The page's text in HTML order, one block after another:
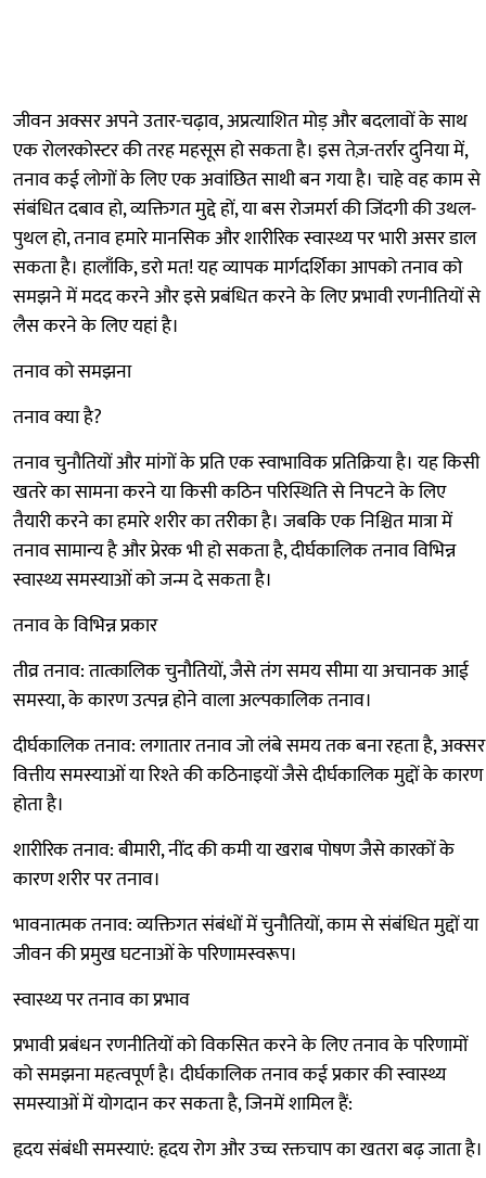
जीवन अक्सर अपने उतार-चढ़ाव, अप्रत्याशित मोड़ और बदलावों के साथ
एक रोलरकोस्टर की तरह महसूस हो सकता है। इस तेज़-तर्रार दुनिया में,
तनाव कई लोगों के लिए एक अवांछित साथी बन गया है। चाहे वह काम से
संबंधित दबाव हो, व्यक्तिगत मुद्दे हों, या बस रोजमर्रा की जिंदगी की उथल-
पुथल हो, तनाव हमारे मानसिक और शारीरिक स्वास्थ्य पर भारी असर डाल
सकता है। हालाँकि, डरो मत! यह व्यापक मार्गदर्शिका आपको तनाव को
समझने में मदद करने और इसे प्रबंधित करने के लिए प्रभावी रणनीतियों से
लैस करने के लिए यहां है।
तनाव को समझना
तनाव क्या है?
तनाव चुनौतियों और मांगों के प्रति एक स्वाभाविक प्रतिक्रिया है। यह किसी
खतरे का सामना करने या किसी कठिन परिस्थिति से निपटने के लिए
तैयारी करने का हमारे शरीर का तरीका है। जबकि एक निश्चित मात्रा में
तनाव सामान्य है और प्रेरक भी हो सकता है, दीर्घकालिक तनाव विभिन्न
स्वास्थ्य समस्याओं को जन्म दे सकता है।
तनाव के विभिन्न प्रकार
तीव्र तनाव: तात्कालिक चुनौतियों, जैसे तंग समय सीमा या अचानक आई
समस्या, के कारण उत्पन्न होने वाला अल्पकालिक तनाव।
दीर्घकालिक तनाव: लगातार तनाव जो लंबे समय तक बना रहता है, अक्सर
वित्तीय समस्याओं या रिश्ते की कठिनाइयों जैसे दीर्घकालिक मुद्दों के कारण
होता है।
शारीरिक तनाव: बीमारी, नींद की कमी या खराब पोषण जैसे कारकों के
कारण शरीर पर तनाव।
भावनात्मक तनाव: व्यक्तिगत संबंधों में चुनौतियों, काम से संबंधित मुद्दों या
जीवन की प्रमुख घटनाओं के परिणामस्वरूप।
स्वास्थ्य पर तनाव का प्रभाव
प्रभावी प्रबंधन रणनीतियों को विकसित करने के लिए तनाव के परिणामों
को समझना महत्वपूर्ण है। दीर्घकालिक तनाव कई प्रकार की स्वास्थ्य
समस्याओं में योगदान कर सकता है, जिनमें शामिल हैं:
हृदय संबंधी समस्याएं: हृदय रोग और उच्च रक्तचाप का खतरा बढ़ जाता है।